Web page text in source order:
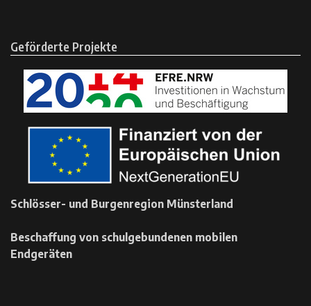
Geförderte Projekte
Schlösser- und Burgenregion Münsterland
Beschaffung von schulgebundenen mobilen
Endgeräten